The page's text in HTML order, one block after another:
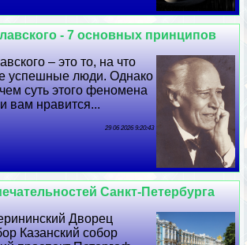
- 7 основных принципов
– это то, на что
успешные люди. Однако
суть этого феномена
вам нравится...
29 06 2026 9:20:43
Санкт-Петербурга
Дворец
Казанский собор